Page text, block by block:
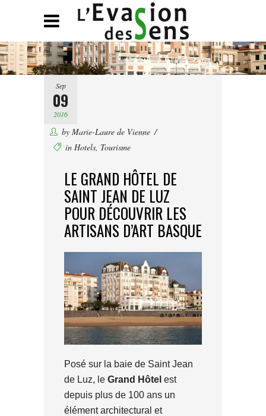
Sep
09
2016
by Marie-Laure de Vienne
in Hotels, Tourisme
LE GRAND HÔTEL DE
SAINT JEAN DE LUZ
POUR DÉCOUVRIR LES
ARTISANS D’ART BASQUE
Posé sur la baie de Saint Jean
de Luz, le Grand Hôtel est
depuis plus de 100 ans un
élément architectural et